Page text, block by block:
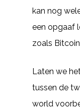
kan nog
een opgaaf
zoals
Laten we
tussen de
world